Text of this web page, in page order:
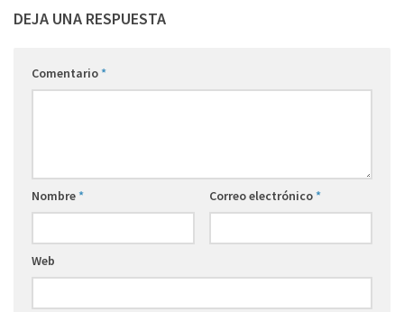
DEJA UNA RESPUESTA
Comentario*
Nombre* Correo electrónico*
Web